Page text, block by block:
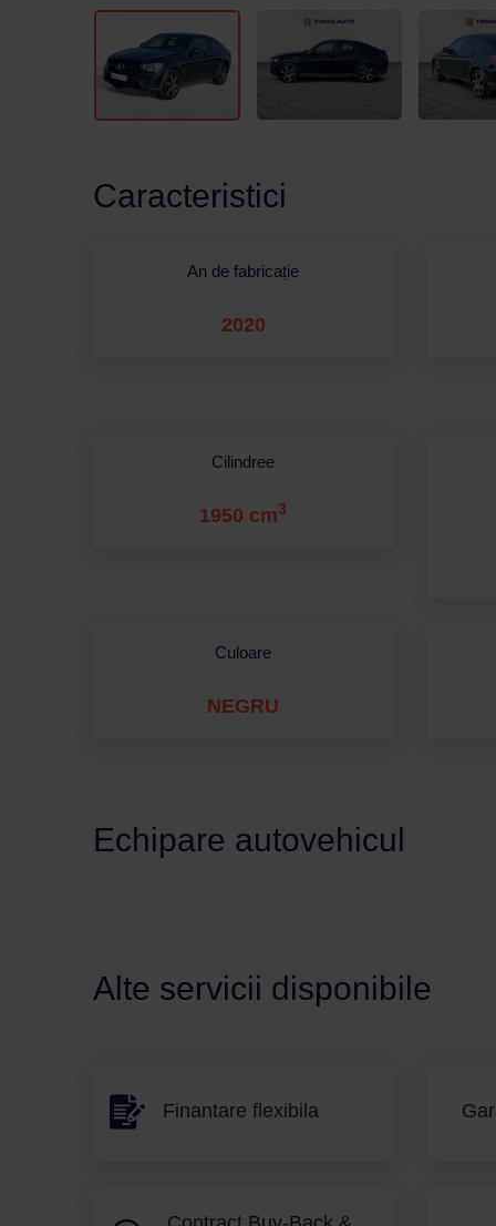
Caracteristici
An de fabricație
2020
Cilindree
1950 cm3
Culoare
NEGRU
Echipare autovehicul
Alte servicii disponibile
Finantare flexibila